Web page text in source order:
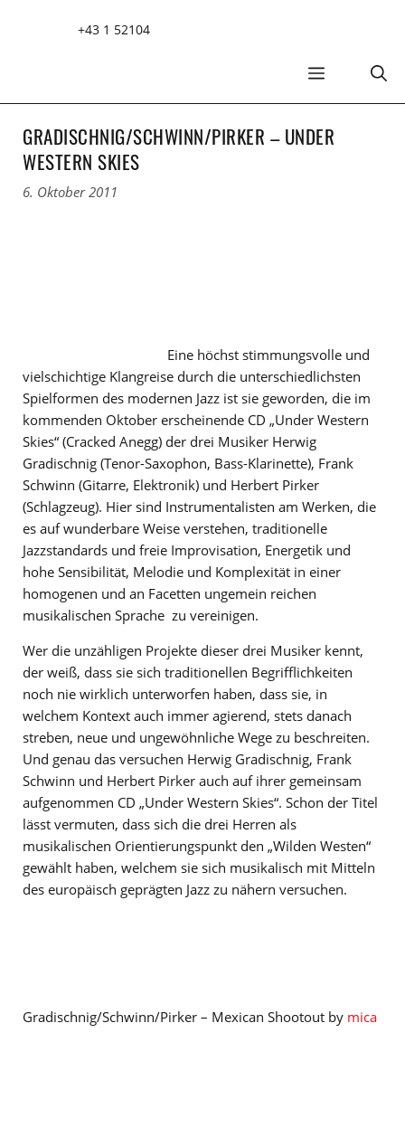
+43 1 52104
MENÜ
GRADISCHNIG/SCHWINN/PIRKER – UNDER
WESTERN SKIES
6. Oktober 2011
Eine höchst stimmungsvolle und
vielschichtige Klangreise durch die unterschiedlichsten
Spielformen des modernen Jazz ist sie geworden, die im
kommenden Oktober erscheinende CD „Under Western
Skies“ (Cracked Anegg) der drei Musiker Herwig
Gradischnig (Tenor-Saxophon, Bass-Klarinette), Frank
Schwinn (Gitarre, Elektronik) und Herbert Pirker
(Schlagzeug). Hier sind Instrumentalisten am Werken, die
es auf wunderbare Weise verstehen, traditionelle
Jazzstandards und freie Improvisation, Energetik und
hohe Sensibilität, Melodie und Komplexität in einer
homogenen und an Facetten ungemein reichen
musikalischen Sprache zu vereinigen.
Wer die unzähligen Projekte dieser drei Musiker kennt,
der weiß, dass sie sich traditionellen Begrifflichkeiten
noch nie wirklich unterworfen haben, dass sie, in
welchem Kontext auch immer agierend, stets danach
streben, neue und ungewöhnliche Wege zu beschreiten.
Und genau das versuchen Herwig Gradischnig, Frank
Schwinn und Herbert Pirker auch auf ihrer gemeinsam
aufgenommen CD „Under Western Skies“. Schon der Titel
lässt vermuten, dass sich die drei Herren als
musikalischen Orientierungspunkt den „Wilden Westen“
gewählt haben, welchem sie sich musikalisch mit Mitteln
des europäisch geprägten Jazz zu nähern versuchen.
Gradischnig/Schwinn/Pirker – Mexican Shootout by mica